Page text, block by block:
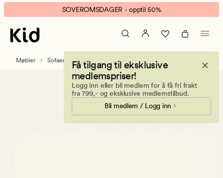
Olivia
seter
sofa
banner.
Klikk
ESCAPE
SOVEROMSDAGER - opptil 50%
Få tilgang til eksklusive
medlemspriser!
Logg inn eller bli medlem for å få fri frakt
fra 799,- og eksklusive medlemstilbud.
Bli medlem / Logg inn
Møbler Sofaer 3 seter sofaer